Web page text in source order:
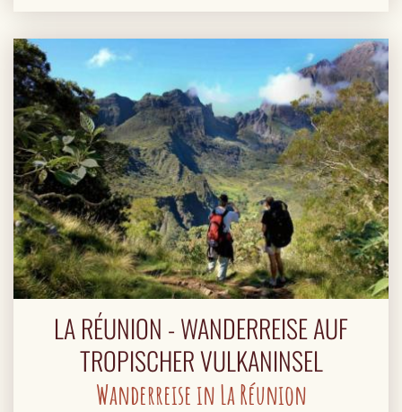
LA RÉUNION - WANDERREISE AUF
TROPISCHER VULKANINSEL
Wanderreise in La Réunion